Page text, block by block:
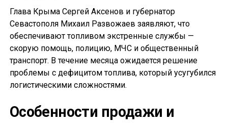
Глава Крыма Сергей Аксенов и губернатор
Севастополя Михаил Развожаев заявляют, что
обеспечивают топливом экстренные службы —
скорую помощь, полицию, МЧС и общественный
транспорт. В течение месяца ожидается решение
проблемы с дефицитом топлива, который усугубился
логистическими сложностями.
Особенности продажи и